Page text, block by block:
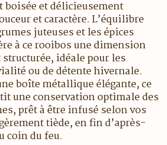
et délicieusement
et caractère. L’équilibre
juteuses et les épices
à ce rooibos une dimension
idéale pour les
ou de détente hivernale.
boîte métallique élégante, ce
une conservation optimale des
prêt à être infusé selon vos
tiède, en fin d’après-
coin du feu.